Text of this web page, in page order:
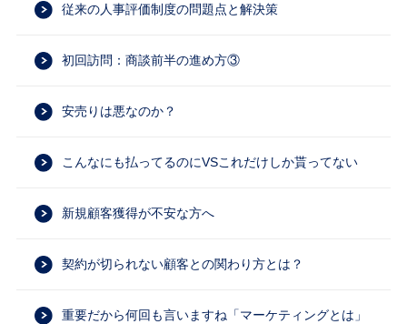
従来の人事評価制度の問題点と解決策
初回訪問：商談前半の進め方③
安売りは悪なのか？
こんなにも払ってるのにVSこれだけしか貰ってない
新規顧客獲得が不安な方へ
契約が切られない顧客との関わり方とは？
重要だから何回も言いますね「マーケティングとは」